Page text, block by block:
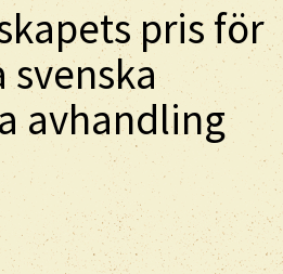
pris för
svenska
avhandling